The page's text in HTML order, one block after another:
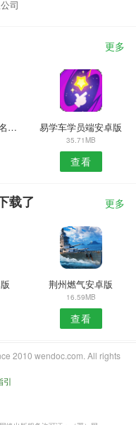
司
更多
名震天下宝宝起名软件 易学车学员端安卓版
35.71MB
查看
载了 更多
荆州燃气安卓版
16.59MB
查看
2010 wendoc.com. All rights
引